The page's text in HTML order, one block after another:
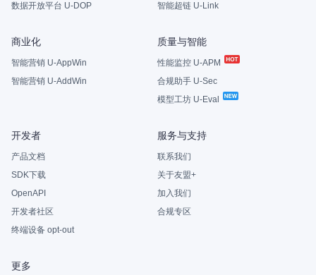
数据开放平台 U-DOP
智能超链 U-Link
商业化
智能营销 U-AppWin
智能营销 U-AddWin
质量与智能
性能监控 U-APM
合规助手 U-Sec
模型工坊 U-Eval
开发者
产品文档
SDK下载
OpenAPI
开发者社区
终端设备 opt-out
服务与支持
联系我们
关于友盟+
加入我们
合规专区
更多